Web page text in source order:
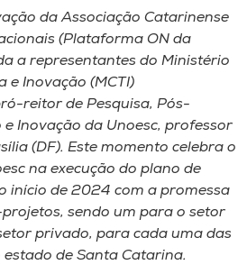
da Associação Catarinense
(Plataforma ON da
a representantes do Ministério
e Inovação (MCTI)
reitor de Pesquisa, Pós-
Inovação da Unoesc, professor
(DF). Este momento celebra o
na execução do plano de
início de 2024 com a promessa
sendo um para o setor
privado, para cada uma das
de Santa Catarina.